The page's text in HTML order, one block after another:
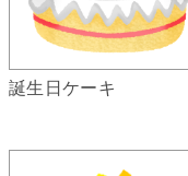
誕生日ケーキ